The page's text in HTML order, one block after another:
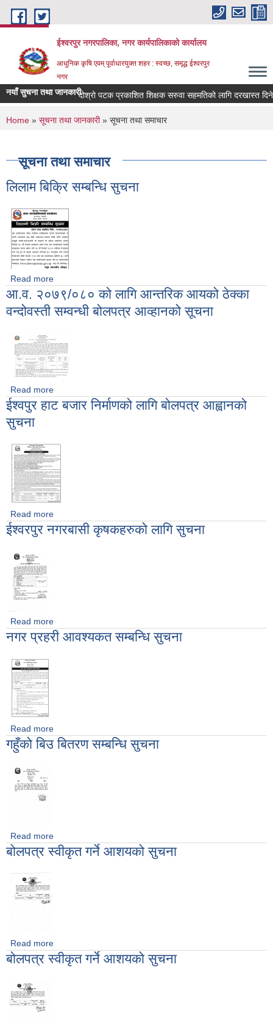
Skip to main content
ईश्वरपुर नगरपालिका, नगर कार्यपालिकाको कार्यालय
आधुनिक कृषि एवम् पूर्वाधारयुक्त शहर : स्वच्छ, समृद्ध ईश्वरपुर
नगर
नयाँ सुचना तथा जानकारीदोश्रो पटक प्रकाशित शिक्षक सरुवा सहमतिको लागि दरखास्त दिने
You are here
Home » सूचना तथा जानकारी» सूचना तथा समाचार
सूचना तथा समाचार
लिलाम बिक्रि सम्बन्धि सुचना
Read more
आ.व. २०७९/०८० को लागि आन्तरिक आयको ठेक्का
वन्दोवस्ती सम्वन्धी बोलपत्र आव्हानको सूचना
Read more
सम्वन्धी बोलपत्र आव्हानको सूचना
ईश्वपुर हाट बजार निर्माणको लागि बोलपत्र आह्वानको
सुचना
Read more
ईश्वरपुर नगरबासी कृषकहरुको लागि सुचना
Read more
नगर प्रहरी आवश्यकत सम्बन्धि सुचना
Read more
गहुँको बिउ बितरण सम्बन्धि सुचना
Read more
बोलपत्र स्वीकृत गर्ने आशयको सुचना
Read more
बोलपत्र स्वीकृत गर्ने आशयको सुचना